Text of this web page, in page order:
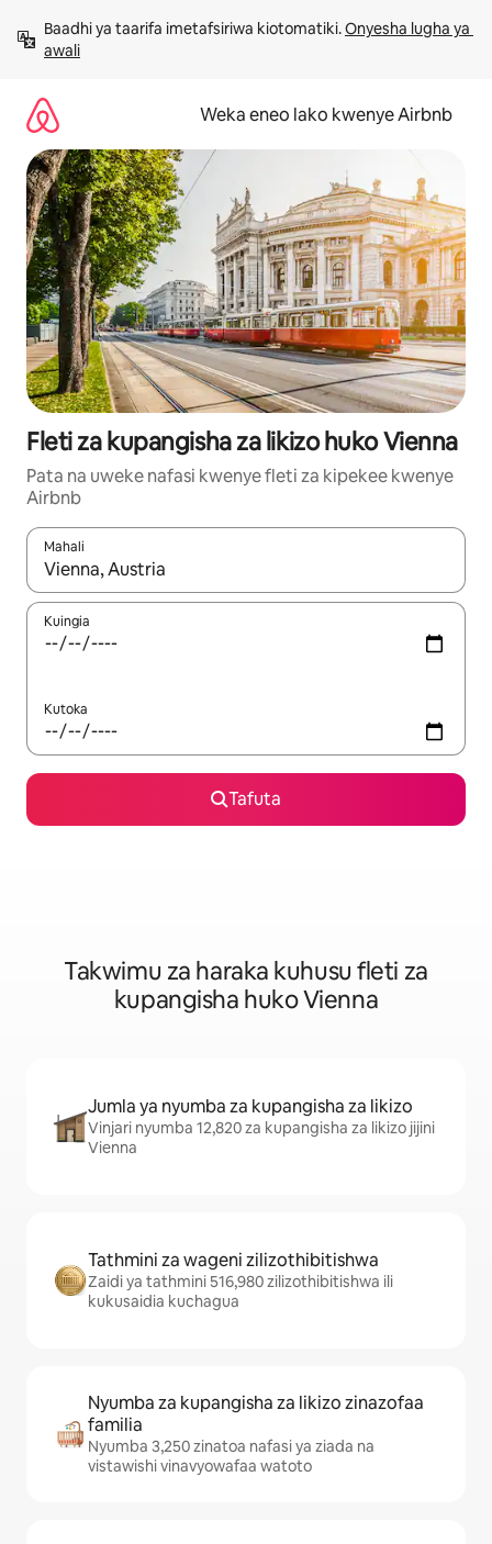
kwenda
kwenye
Baadhi ya taarifa imetafsiriwa kiotomatiki. Onyesha lugha ya
awali
Weka eneo lako kwenye Airbnb
Fleti za kupangisha za likizo huko Vienna
Pata na uweke nafasi kwenye fleti za kipekee kwenye
Airbnb
Mahali
Wakati matokeo yanapatikana, vinjari kwa kutumia vitufe vya
Kuingia
Kutoka
Tafuta
Takwimu za haraka kuhusu fleti za
kupangisha huko Vienna
Jumla ya nyumba za kupangisha za likizo
Vinjari nyumba 12,820 za kupangisha za likizo jijini
Vienna
Tathmini za wageni zilizothibitishwa
Zaidi ya tathmini 516,980 zilizothibitishwa ili
kukusaidia kuchagua
Nyumba za kupangisha za likizo zinazofaa
familia
Nyumba 3,250 zinatoa nafasi ya ziada na
vistawishi vinavyowafaa watoto